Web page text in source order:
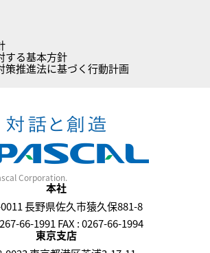
する基本方針
策推進法に基づく行動計画
Corporation.
本社
長野県佐久市猿久保881-8
66-1991 FAX : 0267-66-1994
東京支店